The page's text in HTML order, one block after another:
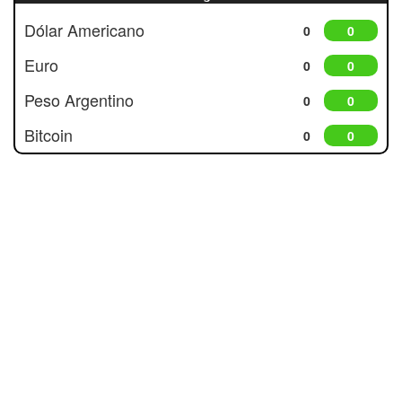
Dólar Americano 0 0
Euro 0 0
Peso Argentino 0 0
Bitcoin 0 0